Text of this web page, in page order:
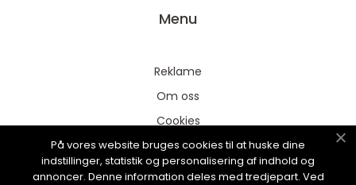
Menu
Reklame
Om oss
Cookies
Kontakt Oss
Sitemap
På vores website bruges cookies til at huske dine
indstillinger, statistik og personalisering af indhold og
annoncer. Denne information deles med tredjepart. Ved